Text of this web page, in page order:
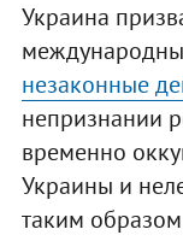
Украина
незаконные
непризнании
временно
Украины и
таким